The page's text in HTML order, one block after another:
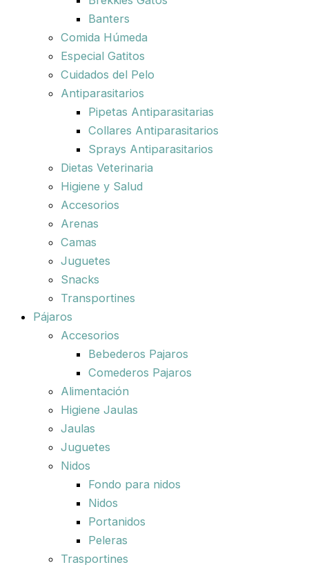
Banters
Comida Húmeda
Especial Gatitos
Cuidados del Pelo
Antiparasitarios
Pipetas Antiparasitarias
Collares Antiparasitarios
Sprays Antiparasitarios
Dietas Veterinaria
Higiene y Salud
Accesorios
Arenas
Camas
Juguetes
Snacks
Transportines
Pájaros
Accesorios
Bebederos Pajaros
Comederos Pajaros
Alimentación
Higiene Jaulas
Jaulas
Juguetes
Nidos
Fondo para nidos
Nidos
Portanidos
Peleras
Trasportines